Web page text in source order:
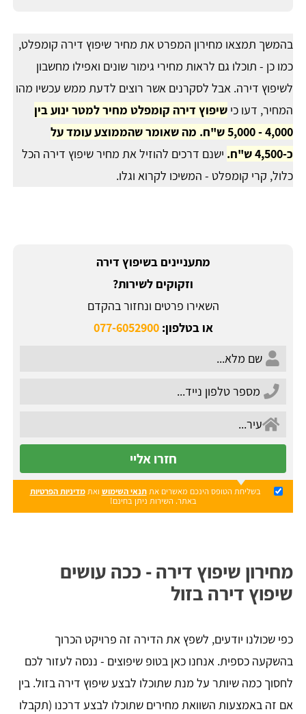
בהמשך תמצאו מחירון המפרט את מחיר שיפוץ דירה קומפלט,
כמו כן - תוכלו גם לראות מחירי גימור שונים ואפילו מחשבון
לשיפוץ דירה. אבל לסקרנים אשר רוצים לדעת ממש עכשיו מהו
המחיר, דעו כי שיפוץ דירה קומפלט מחיר למטר ינוע בין
4,000 - 5,000 ש"ח. מה שאומר שהממוצע עומד על
כ-4,500 ש"ח.
ישנם דרכים להוזיל את מחיר שיפוץ דירה הכל
כלול, קרי קומפלט - המשיכו לקרוא וגלו.
מתעניינים בשיפוץ דירה
וזקוקים לשירות?
השאירו פרטים ונחזור בהקדם
או בטלפון:077-6052900
חזרו אליי
בשליחת הטופס הינכם מאשרים אתתנאי השימוש ואתמדיניות הפרטיות
באתר. השירות ניתן בחינם!
מחירון שיפוץ דירה - ככה עושים
שיפוץ דירה בזול
כפי שכולנו יודעים, לשפץ את הדירה זה פרויקט הכרוך
בהשקעה כספית. אנחנו כאן בטופ שיפוצים - ננסה לעזור לכם
לחסוך כמה שיותר על מנת שתוכלו לבצע שיפוץ דירה בזול. בין
אם זה באמצעות השוואת מחירים שתוכלו לבצע דרכנו (תקבלו